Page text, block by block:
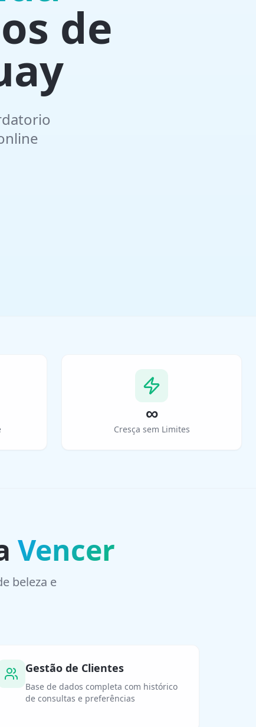
de
∞
Cresça sem Limites
Vencer
beleza e
Gestão de Clientes
Base de dados completa com histórico
de consultas e preferências